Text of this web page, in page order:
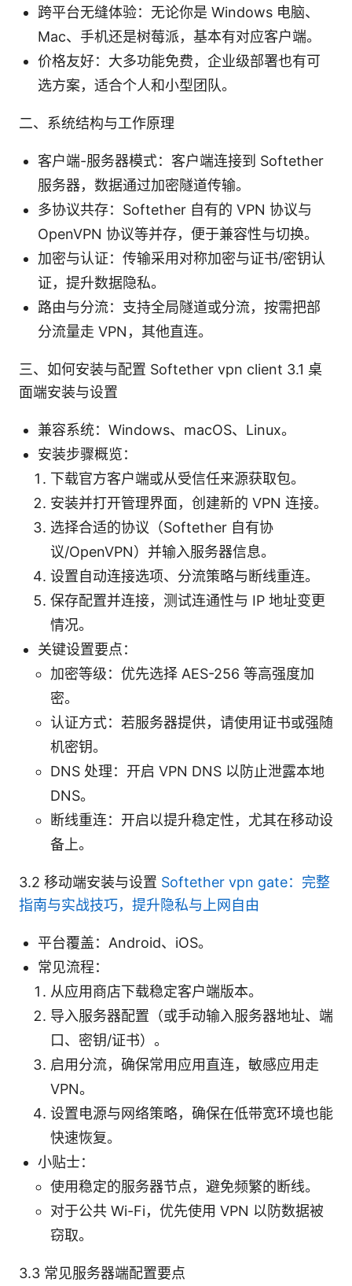
跨平台无缝体验：无论你是 Windows 电脑、
Mac、手机还是树莓派，基本有对应客户端。
价格友好：大多功能免费，企业级部署也有可
选方案，适合个人和小型团队。
二、系统结构与工作原理
客户端-服务器模式：客户端连接到 Softether
服务器，数据通过加密隧道传输。
多协议共存：Softether 自有的 VPN 协议与
OpenVPN 协议等并存，便于兼容性与切换。
加密与认证：传输采用对称加密与证书/密钥认
证，提升数据隐私。
路由与分流：支持全局隧道或分流，按需把部
分流量走 VPN，其他直连。
三、如何安装与配置 Softether vpn client 3.1 桌
面端安装与设置
兼容系统：Windows、macOS、Linux。
安装步骤概览：
下载官方客户端或从受信任来源获取包。
安装并打开管理界面，创建新的 VPN 连接。
选择合适的协议（Softether 自有协
议/OpenVPN）并输入服务器信息。
设置自动连接选项、分流策略与断线重连。
保存配置并连接，测试连通性与 IP 地址变更
情况。
关键设置要点：
加密等级：优先选择 AES-256 等高强度加
密。
认证方式：若服务器提供，请使用证书或强随
机密钥。
DNS 处理：开启 VPN DNS 以防止泄露本地
DNS。
断线重连：开启以提升稳定性，尤其在移动设
备上。
3.2 移动端安装与设置 Softether vpn gate：完整
指南与实战技巧，提升隐私与上网自由
平台覆盖：Android、iOS。
常见流程：
从应用商店下载稳定客户端版本。
导入服务器配置（或手动输入服务器地址、端
口、密钥/证书）。
启用分流，确保常用应用直连，敏感应用走
VPN。
设置电源与网络策略，确保在低带宽环境也能
快速恢复。
小贴士：
使用稳定的服务器节点，避免频繁的断线。
对于公共 Wi-Fi，优先使用 VPN 以防数据被
窃取。
3.3 常见服务器端配置要点